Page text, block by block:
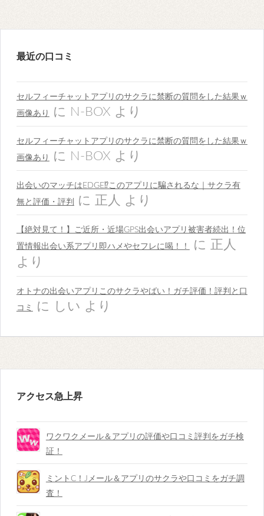
最近の口コミ
セルフィーチャットアプリのサクラに禁断の質問をした結果ｗ
画像あり
に N-BOX より
セルフィーチャットアプリのサクラに禁断の質問をした結果ｗ
画像あり
に N-BOX より
出会いのマッチはEDGE⁉︎このアプリに騙されるな｜サクラ有
無と評価・評判
に 正人 より
【絶対見て！】ご近所・近場GPS出会いアプリ被害者続出！位
置情報出会い系アプリ即ハメやセフレに喝！！
に
正人
より
オトナの出会いアプリこのサクラやばい！ガチ評価！評判と口
コミ
に しい より
アクセス急上昇
ワクワクメール＆アプリの評価や口コミ評判をガチ検
証！
ミントC！Jメール＆アプリのサクラや口コミをガチ調
査！